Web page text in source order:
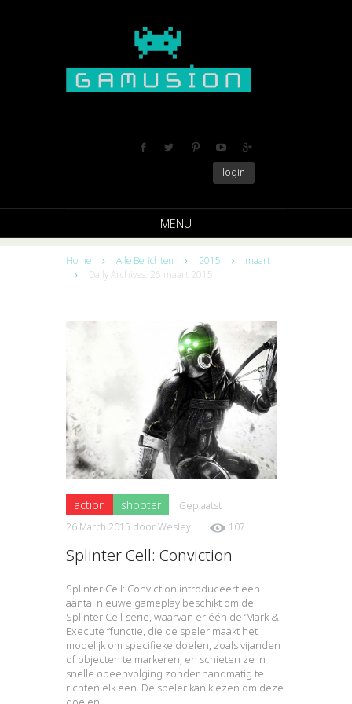
login
MENU
Home Alle Berichten 2015
maart
Daily Archives: 26 maart 2015
action shooter
Geplaatst
26 March 2015 doorWesley | 107
Splinter Cell: Conviction
Splinter Cell: Conviction introduceert een
aantal nieuwe gameplay beschikt om de
Splinter Cell-serie, waarvan er één de ‘Mark & ​​
Execute “functie, die de speler maakt het
mogelijk om specifieke doelen, zoals vijanden
of objecten te markeren, en schieten ze in
snelle opeenvolging zonder handmatig te
richten elk een. De speler kan kiezen om deze